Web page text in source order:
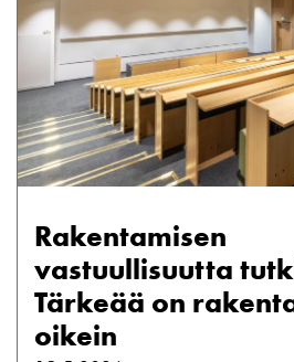
Rakentamisen
vastuullisuutta
Tärkeää on
oikein